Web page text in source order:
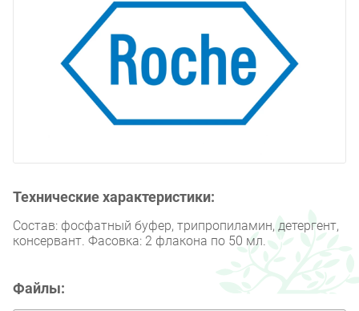
Технические характеристики:
Состав: фосфатный буфер, трипропиламин, детергент,
консервант. Фасовка: 2 флакона по 50 мл.
Файлы: